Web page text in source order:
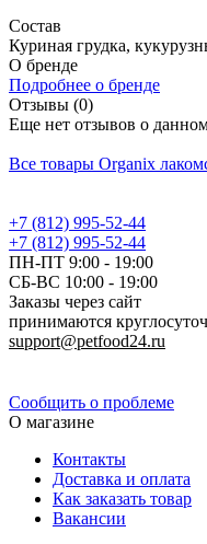
Состав
Куриная грудка,
О бренде
Подробнее о бренде
Отзывы (0)
Еще нет отзывов о
Все товары Organix
+7 (812) 995-52-44
+7 (812) 995-52-44
ПН-ПТ 9:00 - 19:00
СБ-ВС 10:00 - 19:00
Заказы через сайт
принимаются
support@petfood24.ru
Сообщить о проблеме
О магазине
Контакты
Доставка и оплата
Как заказать товар
Вакансии